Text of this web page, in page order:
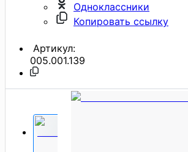
Одноклассники
Копировать ссылку
Артикул:
005.001.139